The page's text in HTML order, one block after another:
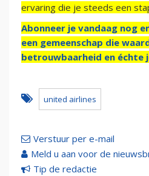
ervaring die je steeds een
Abonneer je vandaag nog
een gemeenschap die
betrouwbaarheid en échte
united airlines
Verstuur per e-mail
Meld u aan voor de
Tip de redactie